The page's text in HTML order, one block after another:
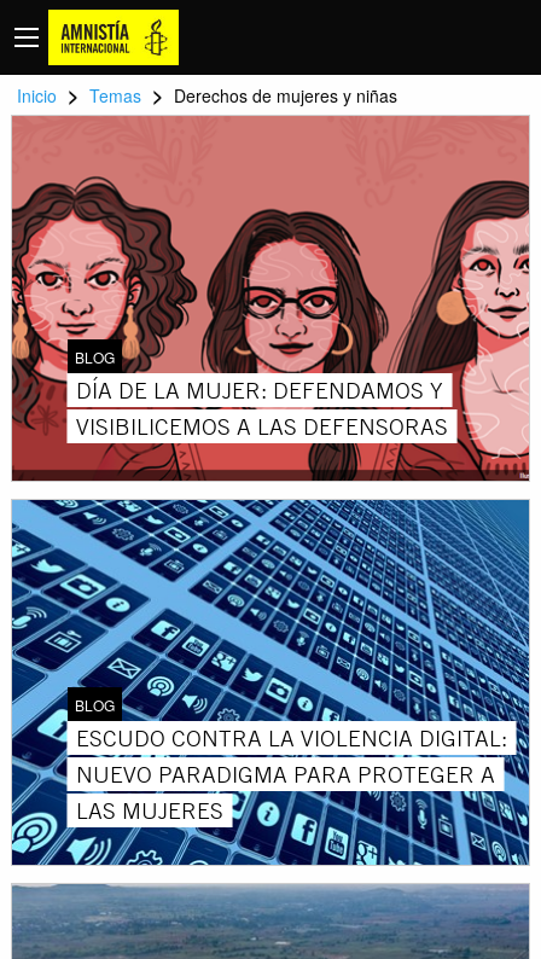
Inicio > Temas > Derechos de mujeres y niñas
BLOG
DÍA DE LA MUJER: DEFENDAMOS Y
VISIBILICEMOS A LAS DEFENSORAS
BLOG
ESCUDO CONTRA LA VIOLENCIA DIGITAL:
NUEVO PARADIGMA PARA PROTEGER A
LAS MUJERES